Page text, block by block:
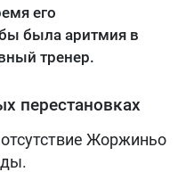
его
была аритмия в
тренер.
перестановках
Жоржиньо